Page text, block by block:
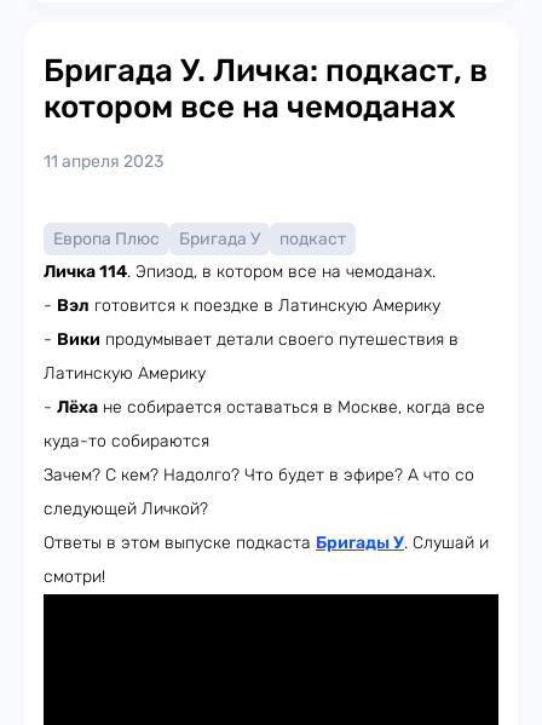
Бригада У. Личка: подкаст, в
котором все на чемоданах
11 апреля 2023
Европа Плюс Бригада У
подкаст
Личка 114. Эпизод, в котором все на чемоданах.
- Вэл готовится к поездке в Латинскую Америку
- Вики продумывает детали своего путешествия в
Латинскую Америку
- Лёха не собирается оставаться в Москве, когда все
куда-то собираются
Зачем? С кем? Надолго? Что будет в эфире? А что со
следующей Личкой?
Ответы в этом выпуске подкаста Бригады У. Слушай и
смотри!